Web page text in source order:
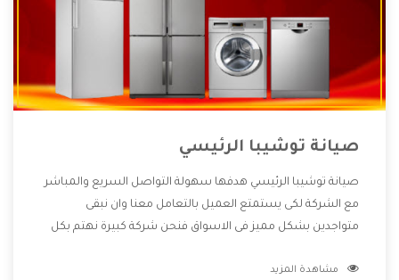
صيانة توشيبا الرئيسي
صيانة توشيبا الرئيسي هدفها سهولة التواصل السريع والمباشر
مع الشركة لكى يستمتع العميل بالتعامل معنا وان نبقى
متواجدين بشكل مميز فى الاسواق فنحن شركة كبيرة نهتم بكل
الشركة بها والتى تكون منها خدمة الصيانة التى تكون من أهم
مشاهدة المزيد